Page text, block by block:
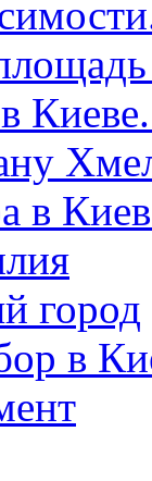
в
город
в